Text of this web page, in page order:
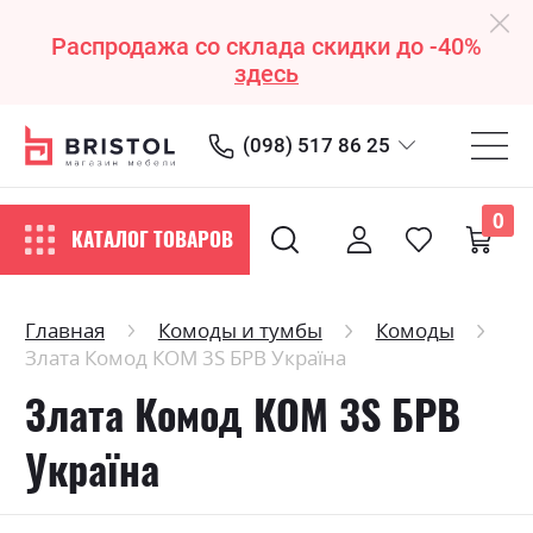
Распродажа со склада скидки до -40%
здесь
(098) 517 86 25
КАТАЛОГ ТОВАРОВ
0
Главная Комоды и тумбы
Комоды
Злата Комод КОМ 3S БРВ Україна
Злата Комод КОМ 3S БРВ
Україна